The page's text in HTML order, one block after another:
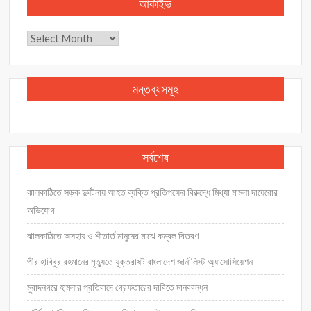
আর্কাইভ
আর্কাইভ
মন্তব্যসমূহ
সর্বশেষ
ঝালকাঠিতে সড়ক দুর্ঘটনায় আহত ব্যক্তি প্রতিপক্ষের বিরুদ্ধে মিথ্যা মামলা দায়েরোর
অভিযোগ
ঝালকাঠিতে অসহায় ও শীতার্ত মানুষের মাঝে কম্বল বিতরণ
পীর হাবিবুর রহমানের মৃত্যুতে যুক্তরাষট বাংলাদেশ জার্নালিস্ট অ্যাসোসিয়েশন
মুরাদনগরে হামলার প্রতিবাদে গ্রেফতারের দাবিতে মানববন্ধন